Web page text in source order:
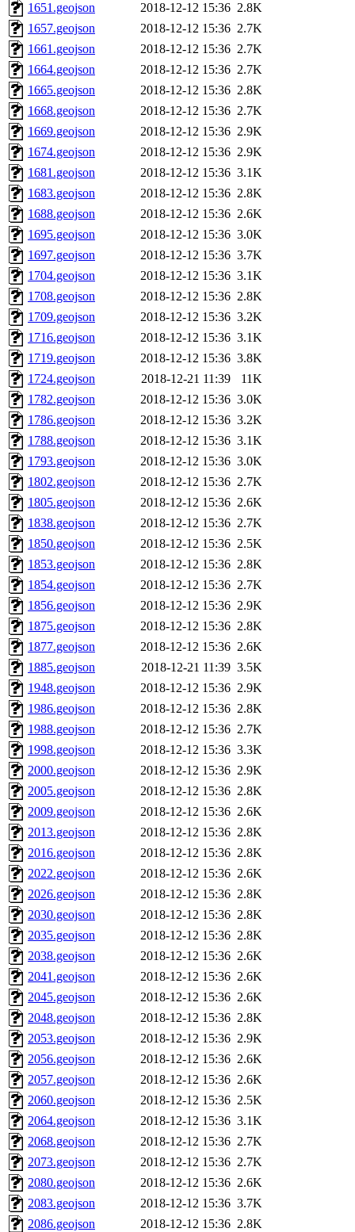
1651.geojson 2018-12-12 15:36 2.8K
1657.geojson
2018-12-12 15:36 2.7K
1661.geojson
2018-12-12 15:36 2.7K
1664.geojson
2018-12-12 15:36 2.7K
1665.geojson
2018-12-12 15:36 2.8K
1668.geojson
2018-12-12 15:36 2.7K
1669.geojson
2018-12-12 15:36 2.9K
1674.geojson
2018-12-12 15:36 2.9K
1681.geojson
2018-12-12 15:36 3.1K
1683.geojson
2018-12-12 15:36 2.8K
1688.geojson
2018-12-12 15:36 2.6K
1695.geojson
2018-12-12 15:36 3.0K
1697.geojson
2018-12-12 15:36 3.7K
1704.geojson
2018-12-12 15:36 3.1K
1708.geojson
2018-12-12 15:36 2.8K
1709.geojson
2018-12-12 15:36 3.2K
1716.geojson
2018-12-12 15:36 3.1K
1719.geojson
2018-12-12 15:36 3.8K
1724.geojson
2018-12-21 11:39
11K
1782.geojson
2018-12-12 15:36 3.0K
1786.geojson
2018-12-12 15:36 3.2K
1788.geojson
2018-12-12 15:36 3.1K
1793.geojson
2018-12-12 15:36 3.0K
1802.geojson
2018-12-12 15:36 2.7K
1805.geojson
2018-12-12 15:36 2.6K
1838.geojson
2018-12-12 15:36 2.7K
1850.geojson
2018-12-12 15:36 2.5K
1853.geojson
2018-12-12 15:36 2.8K
1854.geojson
2018-12-12 15:36 2.7K
1856.geojson
2018-12-12 15:36 2.9K
1875.geojson
2018-12-12 15:36 2.8K
1877.geojson
2018-12-12 15:36 2.6K
1885.geojson
2018-12-21 11:39 3.5K
1948.geojson
2018-12-12 15:36 2.9K
1986.geojson
2018-12-12 15:36 2.8K
1988.geojson
2018-12-12 15:36 2.7K
1998.geojson
2018-12-12 15:36 3.3K
2000.geojson
2018-12-12 15:36 2.9K
2005.geojson
2018-12-12 15:36 2.8K
2009.geojson
2018-12-12 15:36 2.6K
2013.geojson
2018-12-12 15:36 2.8K
2016.geojson
2018-12-12 15:36 2.8K
2022.geojson
2018-12-12 15:36 2.6K
2026.geojson
2018-12-12 15:36 2.8K
2030.geojson
2018-12-12 15:36 2.8K
2035.geojson
2018-12-12 15:36 2.8K
2038.geojson
2018-12-12 15:36 2.6K
2041.geojson
2018-12-12 15:36 2.6K
2045.geojson
2018-12-12 15:36 2.6K
2048.geojson
2018-12-12 15:36 2.8K
2053.geojson
2018-12-12 15:36 2.9K
2056.geojson
2018-12-12 15:36 2.6K
2057.geojson
2018-12-12 15:36 2.6K
2060.geojson
2018-12-12 15:36 2.5K
2064.geojson
2018-12-12 15:36 3.1K
2068.geojson
2018-12-12 15:36 2.7K
2073.geojson
2018-12-12 15:36 2.7K
2080.geojson
2018-12-12 15:36 2.6K
2083.geojson
2018-12-12 15:36 3.7K
2086.geojson
2018-12-12 15:36 2.8K